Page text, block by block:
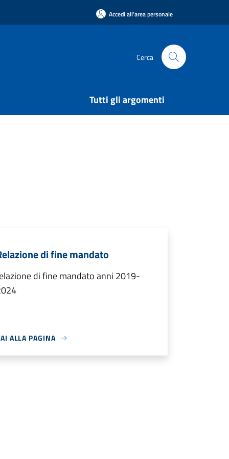
Accedi all'area personale
Cerca
Tutti gli argomenti
di fine mandato
di fine mandato anni 2019-
ALLA PAGINA